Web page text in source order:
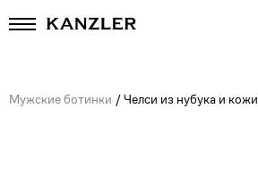
Мужские ботинки /Челси из нубука и кожи